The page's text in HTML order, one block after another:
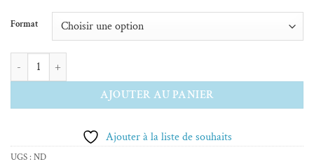
prix :
13.99 $
Format
quantité de Hydrolat rose de damas
AJOUTER AU PANIER
Alternative:
Ajouter à la liste de souhaits
UGS : ND